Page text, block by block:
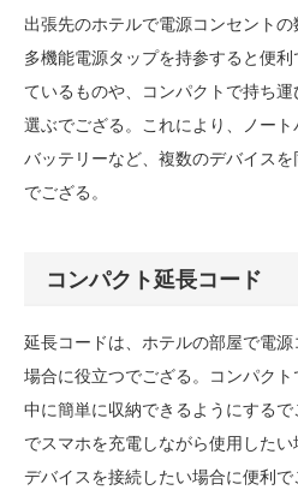
出張先のホテルで電源コンセントの
多機能電源タップを持参すると便
ているものや、コンパクトで持ち
選ぶでござる。これにより、ノー
バッテリーなど、複数のデバイス
でござる。
コンパクト延長コード
延長コードは、ホテルの部屋で電
場合に役立つでござる。コンパク
中に簡単に収納できるようにする
でスマホを充電しながら使用した
デバイスを接続したい場合に便利で